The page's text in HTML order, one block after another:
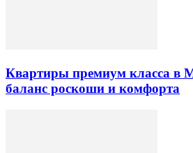
Квартиры премиум класса в
баланс роскоши и комфорта